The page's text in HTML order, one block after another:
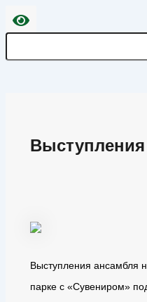
Выступления ансамбля
парке с «Сувениром»